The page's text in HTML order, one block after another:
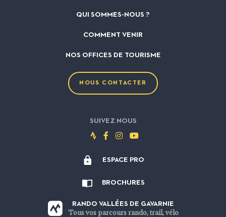
QUI SOMMES-NOUS ?
COMMENT VENIR
NOS OFFICES DE TOURISME
NOUS CONTACTER
SUIVEZ NOUS
Suivez-
Strava
Suivez-
Facebook
Suivez-
Instagram
Suivez-
Youtube
ESPACE PRO
BROCHURES
RANDO VALLÉES DE GAVARNIE
Tous vos parcours rando, trail, vélo